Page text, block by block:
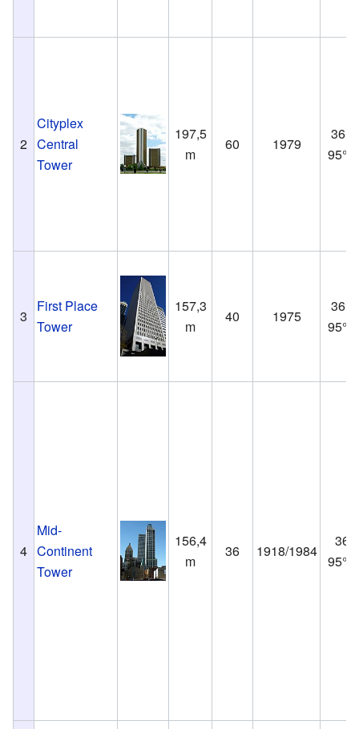
2
Cityplex
Central
Tower
197,5
m
60 1979
3
First Place
Tower
157,3
m
40 1975
4
Mid-
Continent
Tower
156,4
m
36 1918/1984